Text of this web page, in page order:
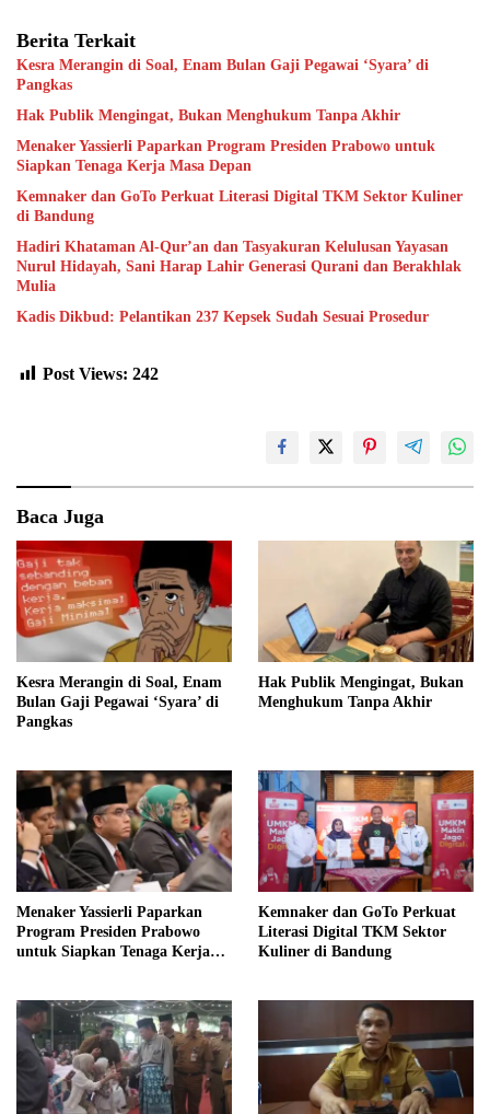
Berita Terkait
Kesra Merangin di Soal, Enam Bulan Gaji Pegawai ‘Syara’ di
Pangkas
Hak Publik Mengingat, Bukan Menghukum Tanpa Akhir
Menaker Yassierli Paparkan Program Presiden Prabowo untuk
Siapkan Tenaga Kerja Masa Depan
Kemnaker dan GoTo Perkuat Literasi Digital TKM Sektor Kuliner
di Bandung
Hadiri Khataman Al-Qur’an dan Tasyakuran Kelulusan Yayasan
Nurul Hidayah, Sani Harap Lahir Generasi Qurani dan Berakhlak
Mulia
Kadis Dikbud: Pelantikan 237 Kepsek Sudah Sesuai Prosedur
Post Views: 242
Baca Juga
Kesra Merangin di Soal, Enam
Bulan Gaji Pegawai ‘Syara’ di
Pangkas
Hak Publik Mengingat, Bukan
Menghukum Tanpa Akhir
Menaker Yassierli Paparkan
Program Presiden Prabowo
untuk Siapkan Tenaga Kerja
Kemnaker dan GoTo Perkuat
Literasi Digital TKM Sektor
Kuliner di Bandung